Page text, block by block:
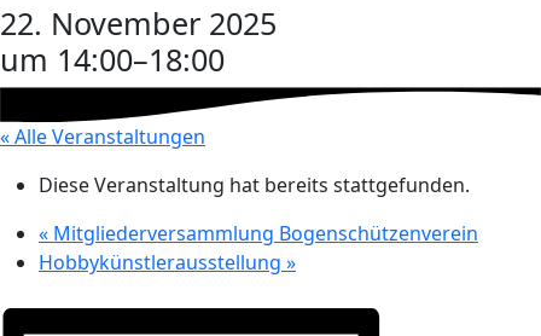
22. November 2025
um 14:00–18:00
« Alle Veranstaltungen
Diese Veranstaltung hat bereits stattgefunden.
« Mitgliederversammlung Bogenschützenverein
Hobbykünstlerausstellung »